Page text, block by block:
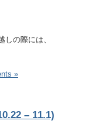
の際には、
»
– 11.1)